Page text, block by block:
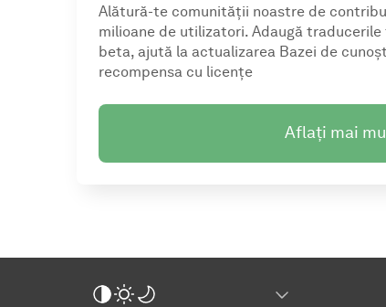
Alătură-te comunității noastre de
milioane de utilizatori. Adaugă
beta, ajută la actualizarea Bazei de
recompensa cu licențe
Aflați mai